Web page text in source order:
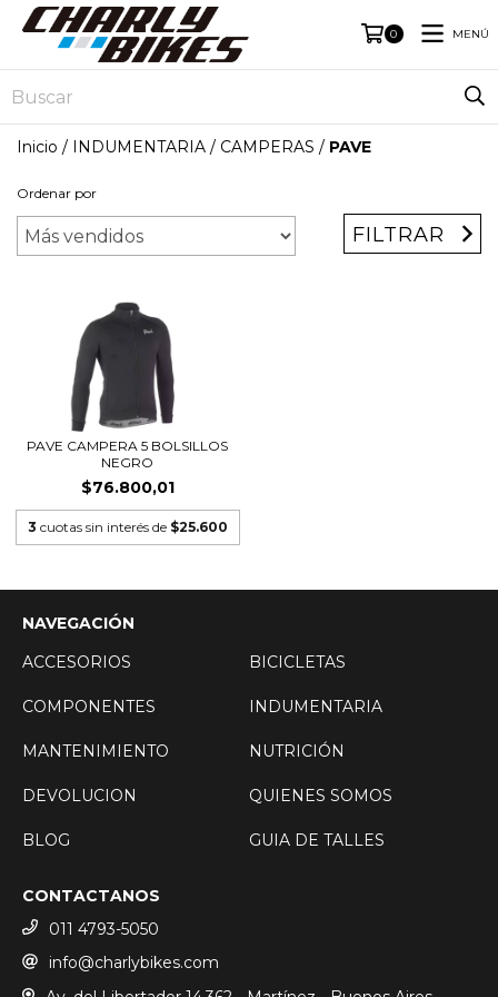
0 MENÚ
Inicio / INDUMENTARIA / CAMPERAS / PAVE
Ordenar por
FILTRAR
PAVE CAMPERA 5 BOLSILLOS
NEGRO
$76.800,01
3 cuotas sin interés de $25.600
NAVEGACIÓN
ACCESORIOS
BICICLETAS
COMPONENTES INDUMENTARIA
MANTENIMIENTO NUTRICIÓN
DEVOLUCION QUIENES SOMOS
BLOG GUIA DE TALLES
CONTACTANOS
011 4793-5050
info@charlybikes.com